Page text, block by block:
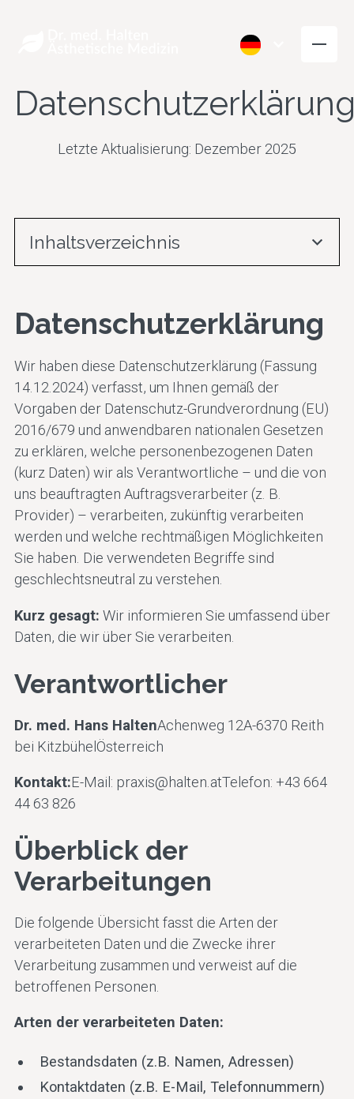
Hautqualität
verbessern
Konturen
Medizinische
Behandlungen
Alle Behandlungen
Letzte Aktualisierung: Dezember 2025
Inhaltsverzeichnis
Heading 4
Heading 5
Heading 6
Datenschutzerklärung
Wir haben diese Datenschutzerklärung (Fassung
14.12.2024) verfasst, um Ihnen gemäß der
Vorgaben der Datenschutz-Grundverordnung (EU)
2016/679 und anwendbaren nationalen Gesetzen
zu erklären, welche personenbezogenen Daten
(kurz Daten) wir als Verantwortliche – und die von
uns beauftragten Auftragsverarbeiter (z. B.
Provider) – verarbeiten, zukünftig verarbeiten
werden und welche rechtmäßigen Möglichkeiten
Sie haben. Die verwendeten Begriffe sind
geschlechtsneutral zu verstehen.
Kurz gesagt: Wir informieren Sie umfassend über
Daten, die wir über Sie verarbeiten.
Verantwortlicher
Dr. med. Hans HaltenAchenweg 12A-6370 Reith
bei KitzbühelÖsterreich
Kontakt:E-Mail: praxis@halten.atTelefon: +43 664
44 63 826
Überblick der
Verarbeitungen
Die folgende Übersicht fasst die Arten der
verarbeiteten Daten und die Zwecke ihrer
Verarbeitung zusammen und verweist auf die
betroffenen Personen.
Arten der verarbeiteten Daten:
Bestandsdaten (z.B. Namen, Adressen)
Kontaktdaten (z.B. E-Mail, Telefonnummern)